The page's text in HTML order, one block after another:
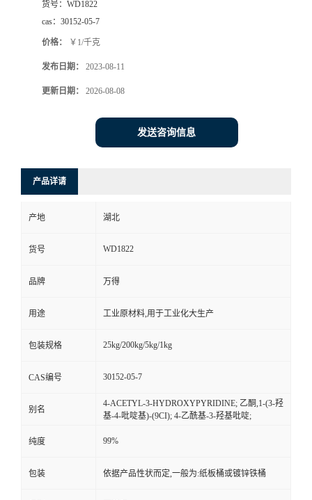
货号： WD1822
cas： 30152-05-7
价格： ￥1/千克
发布日期： 2023-08-11
更新日期： 2026-08-08
发送咨询信息
产品详请
产地 湖北
货号 WD1822
品牌 万得
用途 工业原材料,用于工业化大生产
包装规格 25kg/200kg/5kg/1kg
CAS编号 30152-05-7
别名
4-ACETYL-3-HYDROXYPYRIDINE; 乙酮,1-(3-羟
基-4-吡啶基)-(9CI); 4-乙酰基-3-羟基吡啶;
纯度 99%
包装 依据产品性状而定,一般为:纸板桶或镀锌铁桶